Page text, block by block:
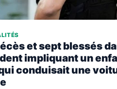
et sept blessés
impliquant un
conduisait une